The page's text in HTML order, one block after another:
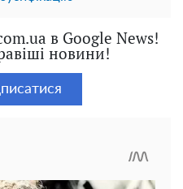
в Google News!
новини!